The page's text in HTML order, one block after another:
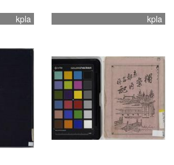
kpla kpla